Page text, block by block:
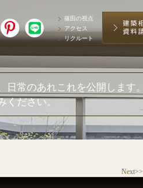
篠田の視点
アクセス
リクルート
常のあれこれを公開します。
ください。
Next>>